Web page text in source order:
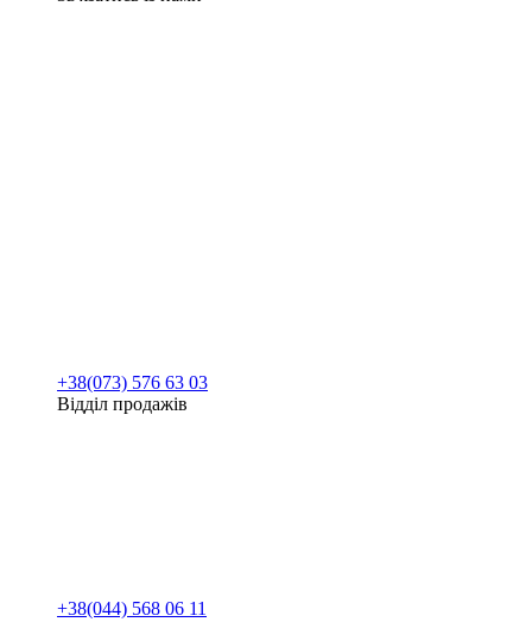
+38(073) 576 63 03
Відділ продажів
+38(044) 568 06 11